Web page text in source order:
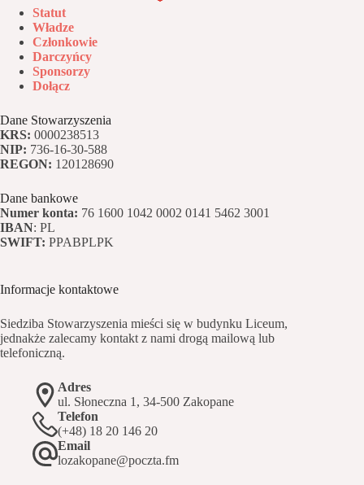
Statut
Władze
Członkowie
Darczyńcy
Sponsorzy
Dołącz
Dane Stowarzyszenia
KRS: 0000238513
NIP: 736-16-30-588
REGON: 120128690
Dane bankowe
Numer konta: 76 1600 1042 0002 0141 5462 3001
IBAN: PL
SWIFT: PPABPLPK
Informacje kontaktowe
Siedziba Stowarzyszenia mieści się w budynku Liceum,
jednakże zalecamy kontakt z nami drogą mailową lub
telefoniczną.
Adres
ul. Słoneczna 1, 34-500 Zakopane
Telefon
(+48) 18 20 146 20
Email
lozakopane@poczta.fm